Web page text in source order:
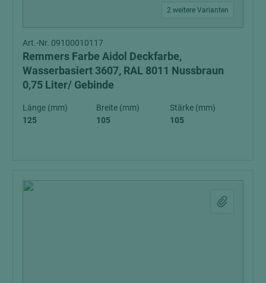
2 weitere Varianten
Art.-Nr. 09100010117
Remmers Farbe Aidol Deckfarbe,
Wasserbasiert 3607, RAL 8011 Nussbraun
0,75 Liter/ Gebinde
Länge (mm)
125
Breite (mm)
105
Stärke (mm)
105